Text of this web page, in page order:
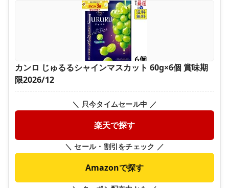
カンロ じゅるるシャインマスカット 60g×6個 賞味期
限2026/12
＼ 只今タイムセール中 ／
楽天で探す
＼ セール・割引をチェック ／
Amazonで探す